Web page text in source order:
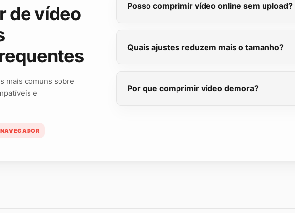
de vídeo
mais comuns sobre
e
Posso comprimir vídeo online sem upload?
Quais ajustes reduzem mais o tamanho?
Por que comprimir vídeo demora?